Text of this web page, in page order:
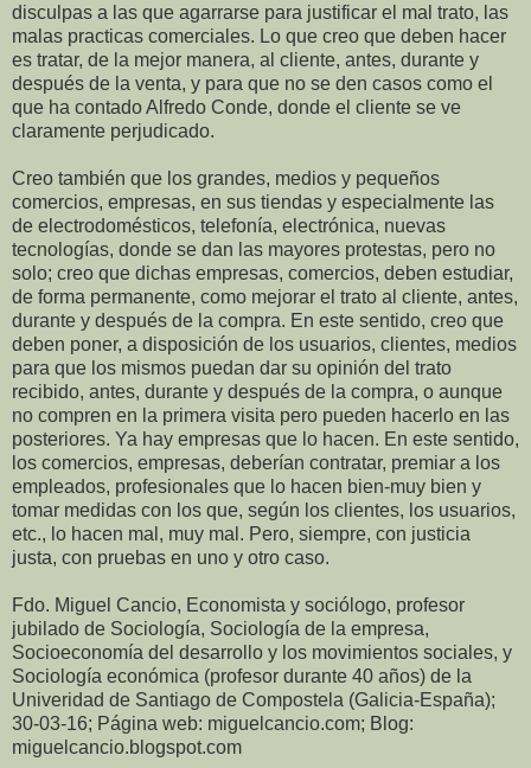
disculpas a las que agarrarse para justificar el mal trato, las
malas practicas comerciales. Lo que creo que deben hacer
es tratar, de la mejor manera, al cliente, antes, durante y
después de la venta, y para que no se den casos como el
que ha contado Alfredo Conde, donde el cliente se ve
claramente perjudicado.
Creo también que los grandes, medios y pequeños
comercios, empresas, en sus tiendas y especialmente las
de electrodomésticos, telefonía, electrónica, nuevas
tecnologías, donde se dan las mayores protestas, pero no
solo; creo que dichas empresas, comercios, deben estudiar,
de forma permanente, como mejorar el trato al cliente, antes,
durante y después de la compra. En este sentido, creo que
deben poner, a disposición de los usuarios, clientes, medios
para que los mismos puedan dar su opinión del trato
recibido, antes, durante y después de la compra, o aunque
no compren en la primera visita pero pueden hacerlo en las
posteriores. Ya hay empresas que lo hacen. En este sentido,
los comercios, empresas, deberían contratar, premiar a los
empleados, profesionales que lo hacen bien-muy bien y
tomar medidas con los que, según los clientes, los usuarios,
etc., lo hacen mal, muy mal. Pero, siempre, con justicia
justa, con pruebas en uno y otro caso.
Fdo. Miguel Cancio, Economista y sociólogo, profesor
jubilado de Sociología, Sociología de la empresa,
Socioeconomía del desarrollo y los movimientos sociales, y
Sociología económica (profesor durante 40 años) de la
Univeridad de Santiago de Compostela (Galicia-España);
30-03-16; Página web: miguelcancio.com; Blog:
miguelcancio.blogspot.com